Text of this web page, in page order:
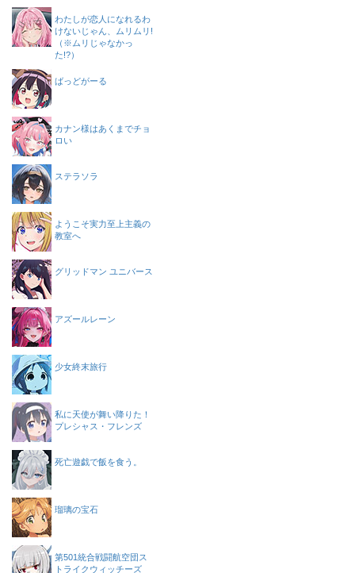
わたしが恋人になれるわ
けないじゃん、ムリムリ!
（※ムリじゃなかっ
た!?）
ばっどがーる
カナン様はあくまでチョ
ロい
ステラソラ
ようこそ実力至上主義の
教室へ
グリッドマン ユニバース
アズールレーン
少女終末旅行
私に天使が舞い降りた！
プレシャス・フレンズ
死亡遊戯で飯を食う。
瑠璃の宝石
第501統合戦闘航空団ス
トライクウィッチーズ